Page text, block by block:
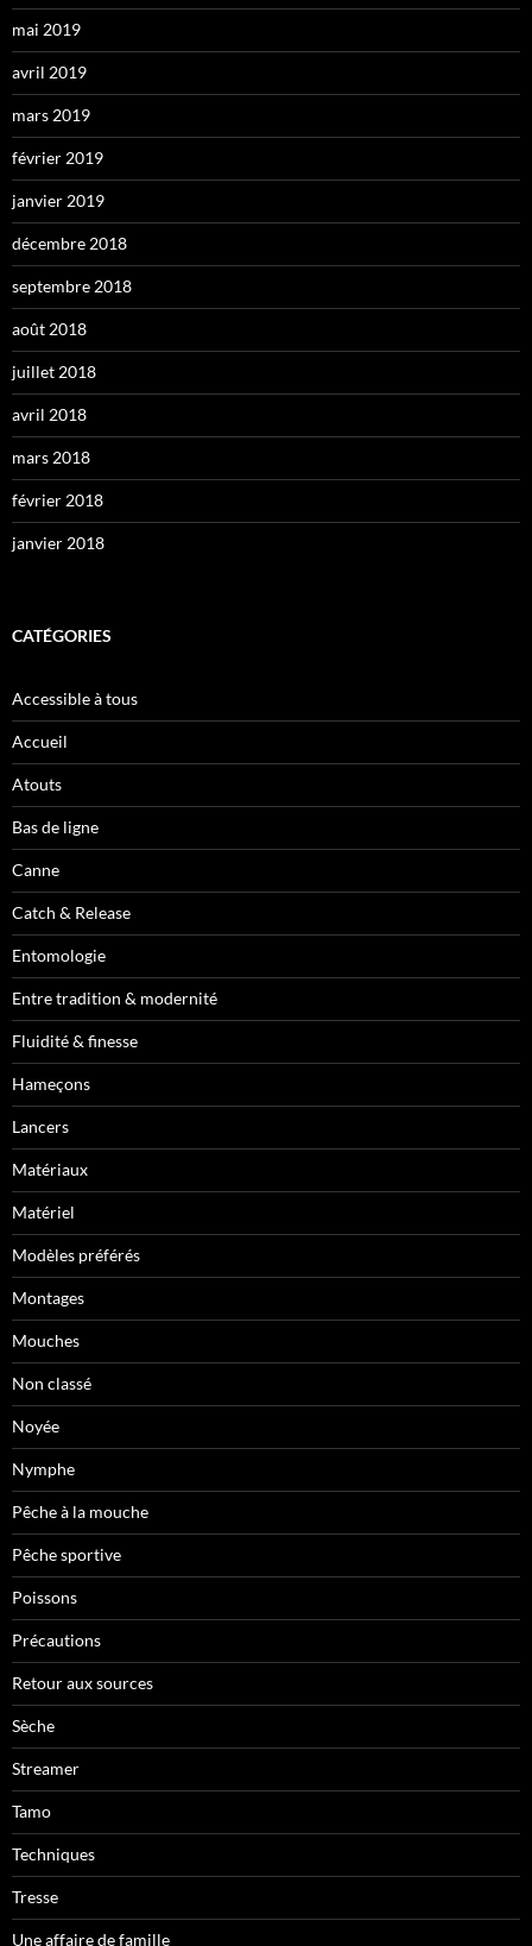
mai 2019
avril 2019
mars 2019
février 2019
janvier 2019
décembre 2018
septembre 2018
août 2018
juillet 2018
avril 2018
mars 2018
février 2018
janvier 2018
CATÉGORIES
Accessible à tous
Accueil
Atouts
Bas de ligne
Canne
Catch & Release
Entomologie
Entre tradition & modernité
Fluidité & finesse
Hameçons
Lancers
Matériaux
Matériel
Modèles préférés
Montages
Mouches
Non classé
Noyée
Nymphe
Pêche à la mouche
Pêche sportive
Poissons
Précautions
Retour aux sources
Sèche
Streamer
Tamo
Techniques
Tresse
Une affaire de famille